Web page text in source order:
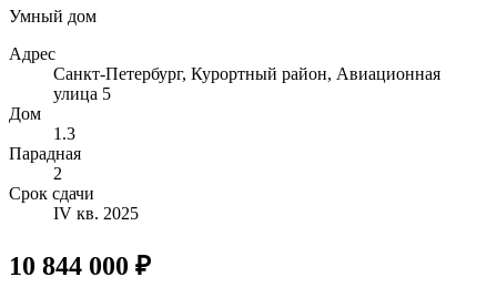
Умный дом
Адрес
Санкт-Петербург, Курортный район, Авиационная
улица 5
Дом
1.3
Парадная
2
Срок сдачи
IV кв. 2025
10 844 000 ₽